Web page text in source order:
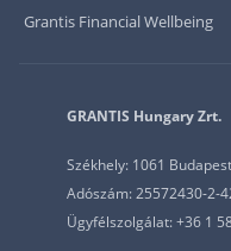
Grantis Financial Wellbeing
GRANTIS Hungary Zrt.
Székhely: 1061
Adószám: 25572430-2-
Ügyfélszolgálat: +36 1